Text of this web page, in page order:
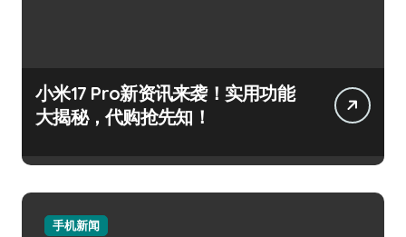
小米17 Pro新资讯来袭！实用功能
大揭秘，代购抢先知！
手机新闻